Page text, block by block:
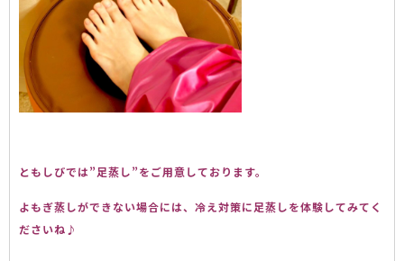
ともしびでは”足蒸し”をご用意しております。
よもぎ蒸しができない場合には、冷え対策に足蒸しを体験してみてく
ださいね♪